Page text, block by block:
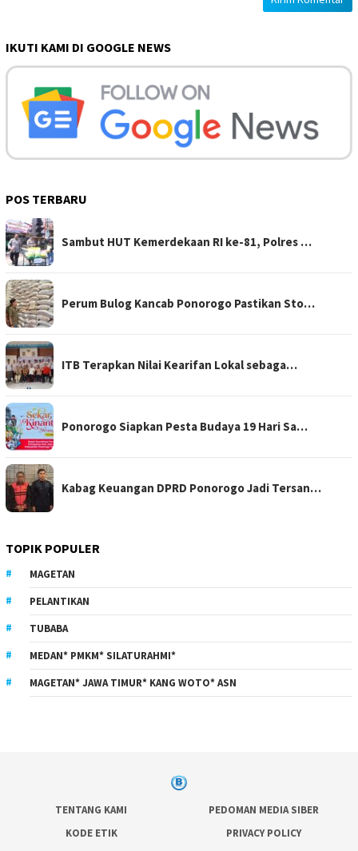
IKUTI KAMI DI GOOGLE NEWS
POS TERBARU
Sambut HUT Kemerdekaan RI ke-81, Polres …
Perum Bulog Kancab Ponorogo Pastikan Sto…
ITB Terapkan Nilai Kearifan Lokal sebaga…
Ponorogo Siapkan Pesta Budaya 19 Hari Sa…
Kabag Keuangan DPRD Ponorogo Jadi Tersan…
TOPIK POPULER
MAGETAN
PELANTIKAN
TUBABA
MEDAN* PMKM* SILATURAHMI*
MAGETAN* JAWA TIMUR* KANG WOTO* ASN
TENTANG KAMI
PEDOMAN MEDIA SIBER
KODE ETIK
PRIVACY POLICY